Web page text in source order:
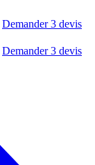
Demander 3 devis
Demander 3 devis